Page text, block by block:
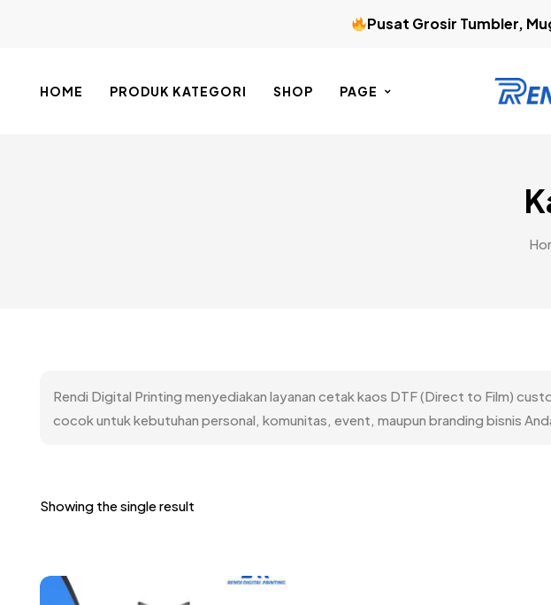
Pusat Grosir Tumbler,
HOME PRODUK KATEGORI SHOP PAGE
Rendi Digital Printing menyediakan layanan cetak kaos DTF (Direct to Film)
cocok untuk kebutuhan personal, komunitas, event, maupun branding bisnis
Showing the single result